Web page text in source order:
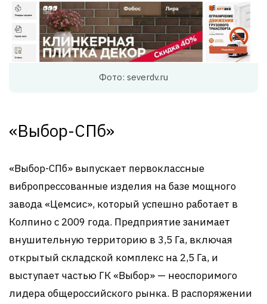
Фото: severdv.ru
«Выбор-СПб»
«Выбор-СПб» выпускает первоклассные
вибропрессованные изделия на базе мощного
завода «Цемсис», который успешно работает в
Колпино с 2009 года. Предприятие занимает
внушительную территорию в 3,5 Га, включая
открытый складской комплекс на 2,5 Га, и
выступает частью ГК «Выбор» — неоспоримого
лидера общероссийского рынка. В распоряжении